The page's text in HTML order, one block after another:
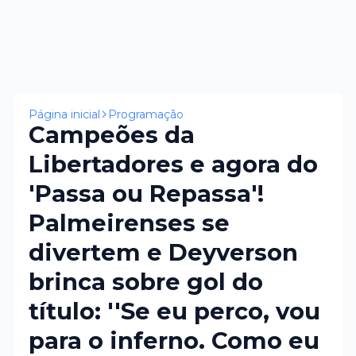
Página inicial Programação
Campeões da
Libertadores e agora do
'Passa ou Repassa'!
Palmeirenses se
divertem e Deyverson
brinca sobre gol do
título: ''Se eu perco, vou
para o inferno. Como eu